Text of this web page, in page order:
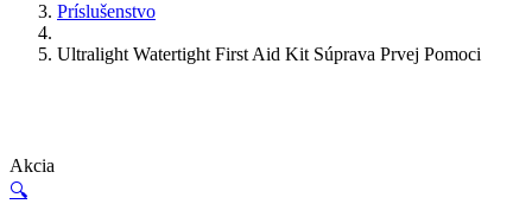
Príslušenstvo
Ultralight Watertight First Aid Kit Súprava Prvej Pomoci
Akcia
🔍